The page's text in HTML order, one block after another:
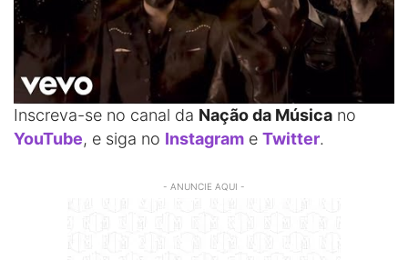
Inscreva-se no canal da Nação da Música no
YouTube, e siga no Instagram e Twitter.
- ANUNCIE AQUI -